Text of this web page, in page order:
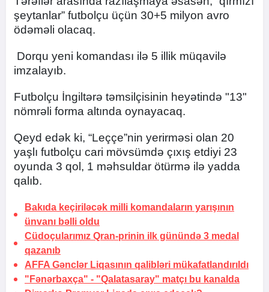
şeytanlar” futbolçu üçün 30+5 milyon avro
ödəməli olacaq.
Dorqu yeni komandası ilə 5 illik müqavilə
imzalayıb.
Futbolçu İngiltərə təmsilçisinin heyətində "13"
nömrəli forma altında oynayacaq.
Qeyd edək ki, “Leççe”nin yerirməsi olan 20
yaşlı futbolçu cari mövsümdə çıxış etdiyi 23
oyunda 3 qol, 1 məhsuldar ötürmə ilə yadda
qalıb.
Bakıda keçiriləcək milli komandaların yarışının
ünvanı bəlli oldu
Cüdoçularımız Qran-prinin ilk günündə 3 medal
qazanıb
AFFA Gənclər Liqasının qalibləri mükafatlandırıldı
"Fənərbaxça" - "Qalatasaray" matçı bu kanalda